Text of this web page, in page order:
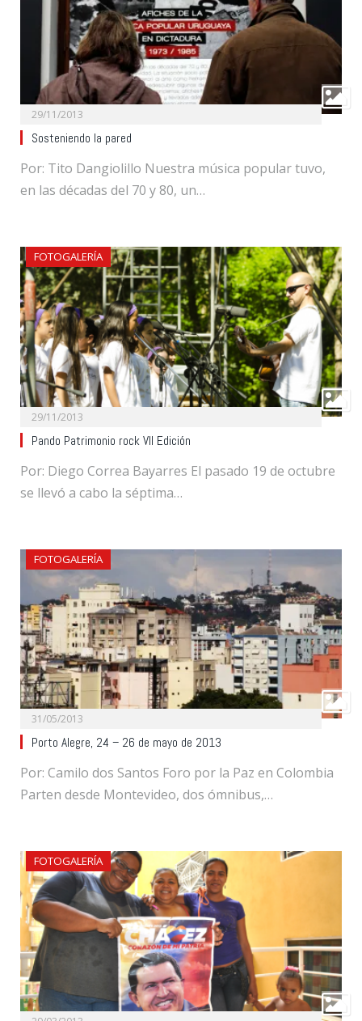
29/11/2013
Sosteniendo la pared
Por: Tito Dangiolillo Nuestra música popular tuvo,
en las décadas del 70 y 80, un…
FOTOGALERÍA
29/11/2013
Pando Patrimonio rock VII Edición
Por: Diego Correa Bayarres El pasado 19 de octubre
se llevó a cabo la séptima…
FOTOGALERÍA
31/05/2013
Porto Alegre, 24 – 26 de mayo de 2013
Por: Camilo dos Santos Foro por la Paz en Colombia
Parten desde Montevideo, dos ómnibus,…
FOTOGALERÍA